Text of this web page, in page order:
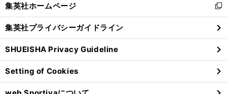
閉
る
集英社ホームページ
新
し
い
ウ
ィ
ン
ド
ウ
集英社プライバシーガイドライン
SHUEISHA Privacy Guideline
Setting of Cookies